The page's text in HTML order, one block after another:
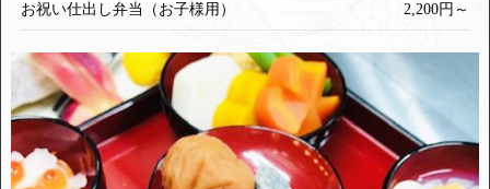
お祝い仕出し弁当（お子様用） 2,200円～